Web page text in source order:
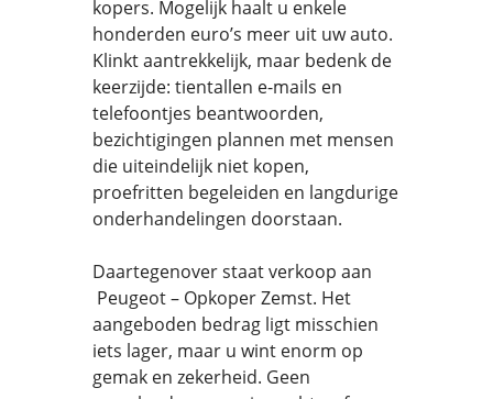
kopers. Mogelijk haalt u enkele
honderden euro’s meer uit uw auto.
Klinkt aantrekkelijk, maar bedenk de
keerzijde: tientallen e-mails en
telefoontjes beantwoorden,
bezichtigingen plannen met mensen
die uiteindelijk niet kopen,
proefritten begeleiden en langdurige
onderhandelingen doorstaan.
Daartegenover staat verkoop aan
Peugeot – Opkoper Zemst. Het
aangeboden bedrag ligt misschien
iets lager, maar u wint enorm op
gemak en zekerheid. Geen